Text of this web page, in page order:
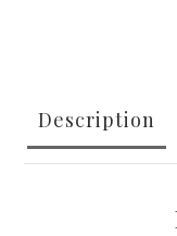
Description